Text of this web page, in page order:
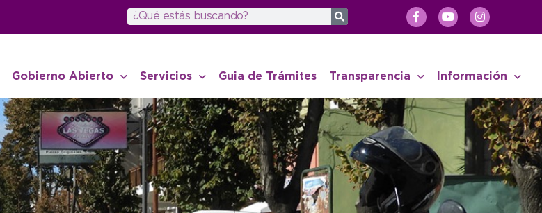
Gobierno Abierto Servicios Guia de Trámites Transparencia Información